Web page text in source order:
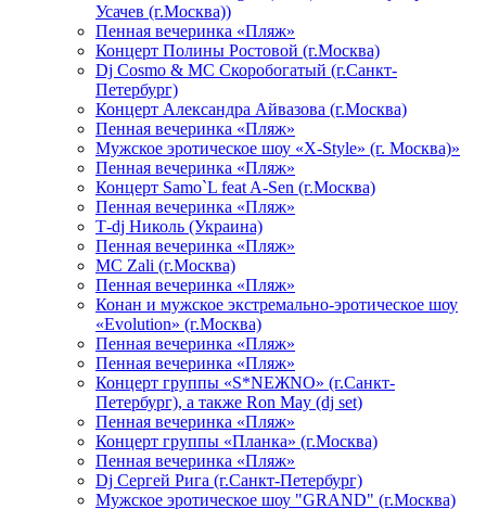
Усачев (г.Москва))
Пенная вечеринка «Пляж»
Концерт Полины Ростовой (г.Москва)
Dj Cosmo & МС Скоробогатый (г.Санкт-
Петербург)
Концерт Александра Айвазова (г.Москва)
Пенная вечеринка «Пляж»
Мужское эротическое шоу «X-Style» (г. Москва)»
Пенная вечеринка «Пляж»
Концерт Samo`L feat A-Sen (г.Москва)
Пенная вечеринка «Пляж»
Т-dj Николь (Украина)
Пенная вечеринка «Пляж»
МС Zali (г.Москва)
Пенная вечеринка «Пляж»
Конан и мужское экстремально-эротическое шоу
«Evolution» (г.Москва)
Пенная вечеринка «Пляж»
Пенная вечеринка «Пляж»
Концерт группы «S*NEЖNO» (г.Санкт-
Петербург), а также Ron May (dj set)
Пенная вечеринка «Пляж»
Концерт группы «Планка» (г.Москва)
Пенная вечеринка «Пляж»
Dj Сергей Рига (г.Санкт-Петербург)
Мужское эротическое шоу "GRAND" (г.Москва)